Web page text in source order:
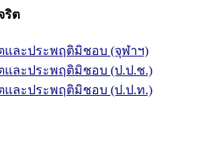
ริต
และประพฤติมิชอบ (จุฬาฯ)
และประพฤติมิชอบ (ป.ป.ช.)
และประพฤติมิชอบ (ป.ป.ท.)